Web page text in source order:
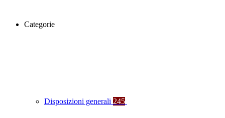
Categorie
Disposizioni generali 245